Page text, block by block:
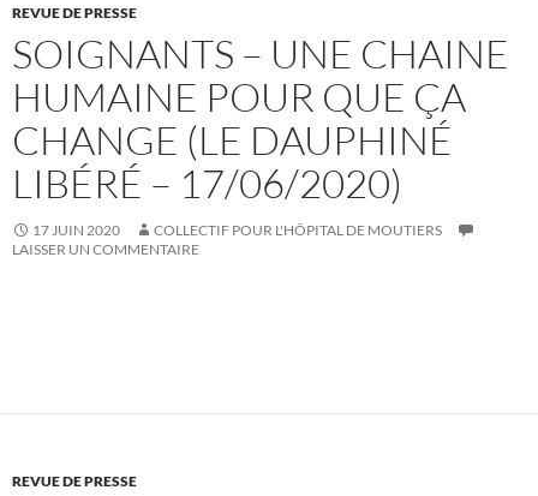
REVUE DE PRESSE
SOIGNANTS – UNE CHAINE
HUMAINE POUR QUE ÇA
CHANGE (LE DAUPHINÉ
LIBÉRÉ – 17/06/2020)
17 JUIN 2020
COLLECTIF POUR L'HÔPITAL DE MOUTIERS
LAISSER UN COMMENTAIRE
REVUE DE PRESSE